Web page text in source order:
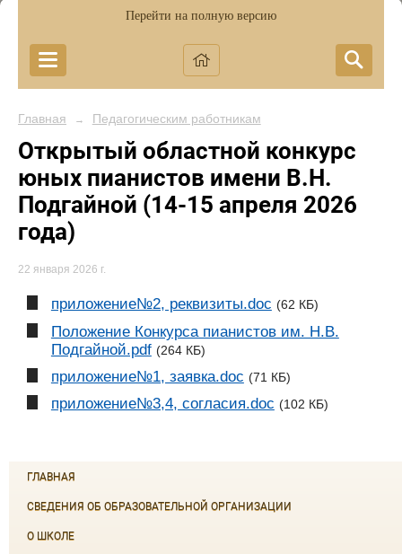
Перейти на полную версию
Главная → Педагогическим работникам
Открытый областной конкурс
юных пианистов имени В.Н.
Подгайной (14-15 апреля 2026
года)
22 января 2026 г.
приложение№2, реквизиты.doc (62 КБ)
Положение Конкурса пианистов им. Н.В.
Подгайной.pdf (264 КБ)
приложение№1, заявка.doc (71 КБ)
приложение№3,4, согласия.doc (102 КБ)
ГЛАВНАЯ
СВЕДЕНИЯ ОБ ОБРАЗОВАТЕЛЬНОЙ ОРГАНИЗАЦИИ
О ШКОЛЕ